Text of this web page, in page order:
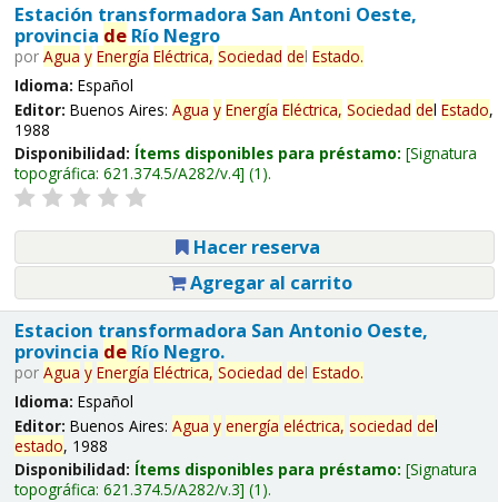
Estación transformadora San Antoni Oeste,
provincia deRío Negro
por Agua y Energía Eléctrica, Sociedad del Estado.
Idioma: Español
Editor: Buenos Aires: Agua y Energía Eléctrica, Sociedad del Estado,
1988
Disponibilidad: Ítems disponibles para préstamo: Signatura
topográfica: 621.374.5/A282/v.4 (1).
Hacer reserva
Agregar al carrito
Estacion transformadora San Antonio Oeste,
provincia deRío Negro.
por Agua y Energía Eléctrica, Sociedad del Estado.
Idioma: Español
Editor: Buenos Aires: Agua y energía eléctrica, sociedad del
estado, 1988
Disponibilidad: Ítems disponibles para préstamo: Signatura
topográfica: 621.374.5/A282/v.3 (1).